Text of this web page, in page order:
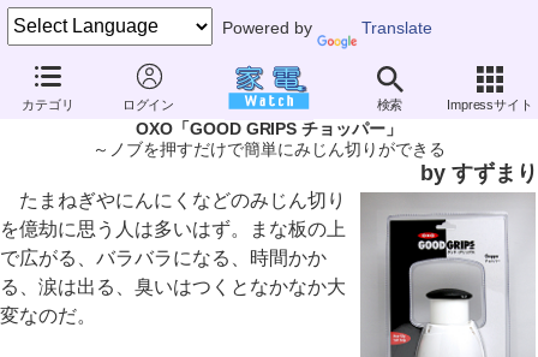
Powered by Translate
カテゴリ ログイン 検索 Impressサイト
やじうまミニレビュー
OXO「GOOD GRIPS チョッパー」
～ノブを押すだけで簡単にみじん切りができる
by すずまり
たまねぎやにんにくなどのみじん切り
を億劫に思う人は多いはず。まな板の上
で広がる、バラバラになる、時間かか
る、涙は出る、臭いはつくとなかなか大
変なのだ。